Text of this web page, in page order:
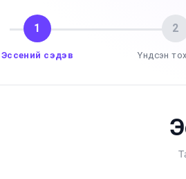
1
Эссений сэдэв
2
Үндсэн